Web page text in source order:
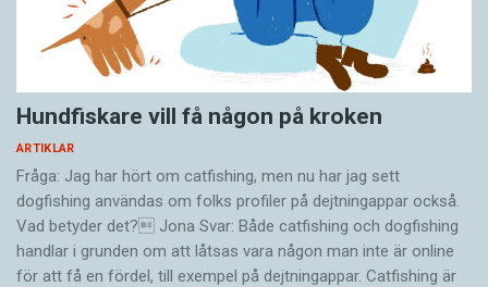
Hundfiskare vill få någon på kroken
ARTIKLAR
Fråga: Jag har hört om catfishing, men nu har jag sett
dogfishing användas om folks profiler på dejtningappar också.
Vad betyder det? Jona Svar: Både catfishing och dogfishing
handlar i grunden om att låtsas vara någon man inte är online
för att få en fördel, till exempel på dejtningappar. Catfishing är